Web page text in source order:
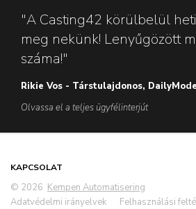
"A Casting42 körülbelül
meg nekünk! Lenyűgözött
száma!"
Rikie Vos - Társtulajdonos,
Olvassa el a teljes ügyfélinterjút
KAPCSOLAT
© 2026 Kempen Automatisering
Adatvédelmi irányelvek
Felhasználási